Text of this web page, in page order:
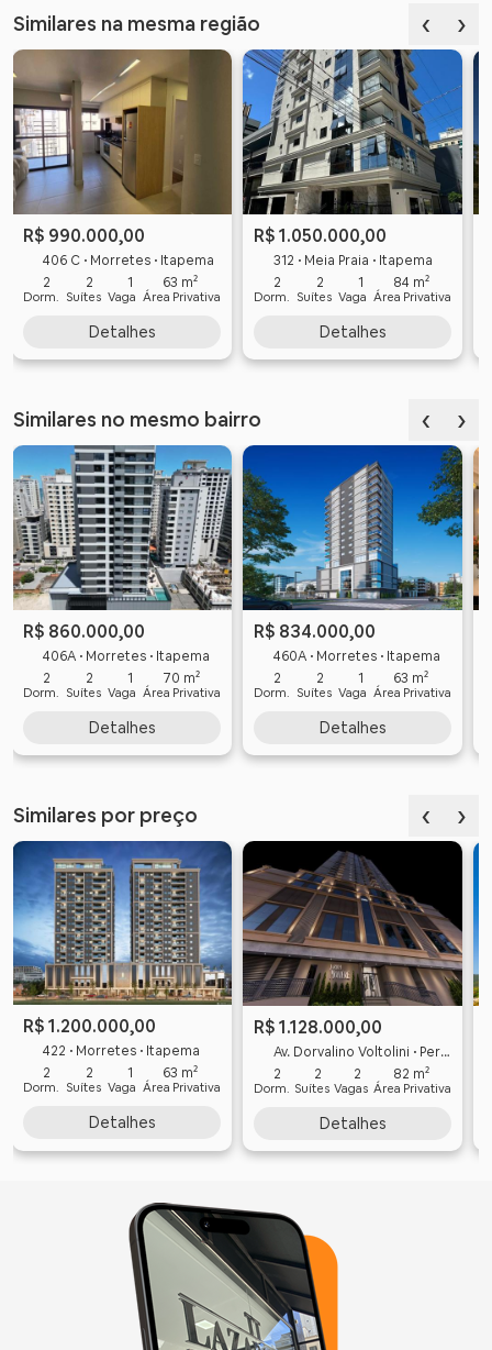
Similares na mesma região ‹ ›
R$ 990.000,00
406 C • Morretes • Itapema
2
Dorm.
2
Suítes
1
Vaga
63 m²
Área Privativa
Detalhes
R$ 1.050.000,00
312 • Meia Praia • Itapema
2
Dorm.
2
Suítes
1
Vaga
84 m²
Área Privativa
Detalhes
Similares no mesmo bairro ‹ ›
R$ 860.000,00
406A • Morretes • Itapema
2
Dorm.
2
Suítes
1
Vaga
70 m²
Área Privativa
Detalhes
R$ 834.000,00
460A • Morretes • Itapema
2
Dorm.
2
Suítes
1
Vaga
63 m²
Área Privativa
Detalhes
Similares por preço ‹ ›
R$ 1.200.000,00
422 • Morretes • Itapema
2
Dorm.
2
Suítes
1
Vaga
63 m²
Área Privativa
Detalhes
R$ 1.128.000,00
Av. Dorvalino Voltolini • Perequê • Porto Belo
2
Dorm.
2
Suítes
2
Vagas
82 m²
Área Privativa
Detalhes